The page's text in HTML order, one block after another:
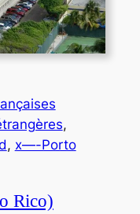
, x—-Porto
Rico)